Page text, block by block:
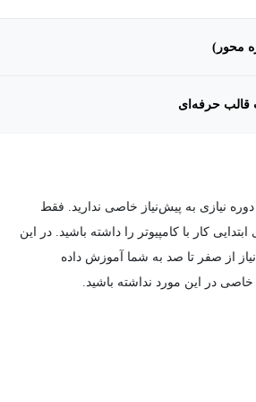
محور)
حرفه‌ای
نیازی به پیش‌نیاز خاصی ندارید. فقط
کار با کامپیوتر را داشته باشید. در این
از صفر تا صد به شما آموزش داده
در این مورد نداشته باشید.